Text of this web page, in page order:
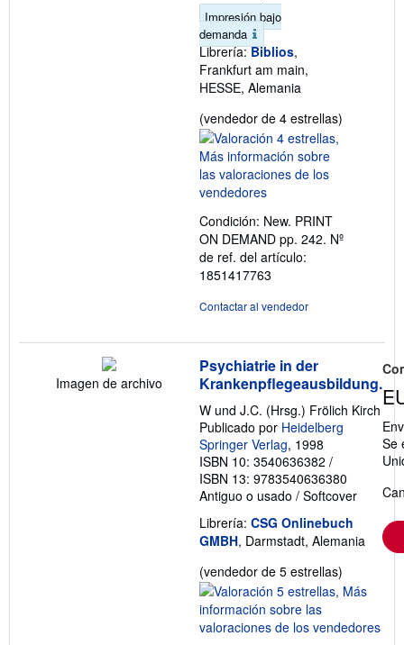
Impresión bajo
demanda
Librería: Biblios,
Frankfurt am main,
HESSE, Alemania
(vendedor de 4 estrellas)
Condición: New. PRINT
ON DEMAND pp. 242. Nº
de ref. del artículo:
1851417763
Contactar al vendedor
Imagen de archivo
Psychiatrie in der
Krankenpflegeausbildung.
W und J.C. (Hrsg.) Frölich Kirch
Publicado por Heidelberg
Springer Verlag, 1998
ISBN 10: 3540636382 /
ISBN 13: 9783540636380
Antiguo o usado / Softcover
Librería: CSG Onlinebuch
GMBH, Darmstadt, Alemania
(vendedor de 5 estrellas)
del
5
Se